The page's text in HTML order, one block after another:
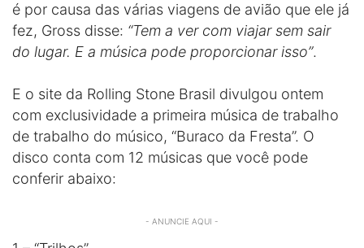
é por causa das várias viagens de avião que ele já
fez, Gross disse: “Tem a ver com viajar sem sair
do lugar. E a música pode proporcionar isso”.
E o site da Rolling Stone Brasil divulgou ontem
com exclusividade a primeira música de trabalho
de trabalho do músico, “Buraco da Fresta”. O
disco conta com 12 músicas que você pode
conferir abaixo:
- ANUNCIE AQUI -